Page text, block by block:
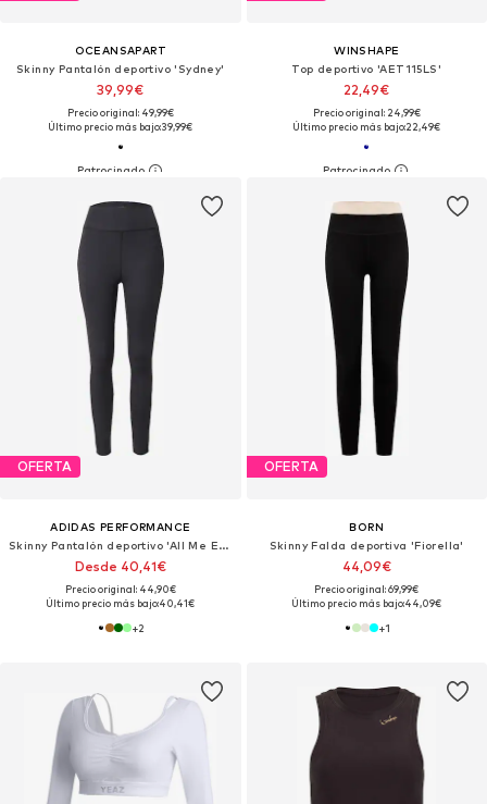
OCEANSAPART
Skinny Pantalón deportivo 'Sydney'
39,99€
Precio original: 49,99€
Último precio más bajo:39,99€
WINSHAPE
Top deportivo 'AET115LS'
22,49€
Precio original: 24,99€
Último precio más bajo:22,49€
OFERTA
ADIDAS PERFORMANCE
Skinny Pantalón deportivo 'All Me Essentials'
Desde 40,41€
Precio original: 44,90€
Último precio más bajo:40,41€
+2
OFERTA
BORN
Skinny Falda deportiva 'Fiorella'
44,09€
Precio original: 69,99€
Último precio más bajo:44,09€
+1